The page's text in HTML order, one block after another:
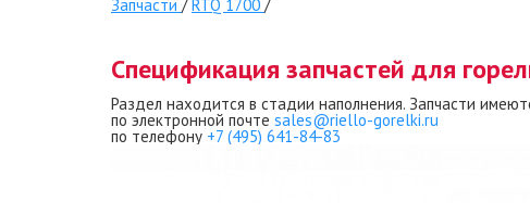
Запчасти /RTQ 1700 /
Спецификация запчастей для
Раздел находится в стадии наполнения. Запчасти
по электронной почте sales@riello-gorelki.ru
по телефону +7 (495) 641-84-83